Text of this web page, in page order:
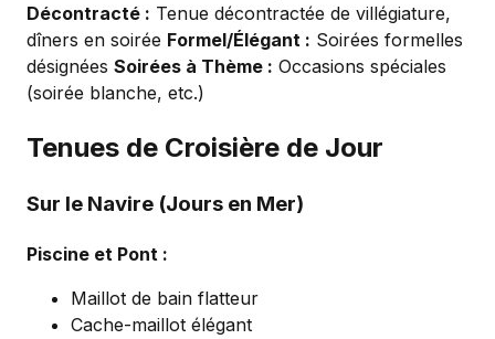
Décontracté : Tenue décontractée de villégiature,
dîners en soirée Formel/Élégant : Soirées formelles
désignées Soirées à Thème : Occasions spéciales
(soirée blanche, etc.)
Tenues de Croisière de Jour
Sur le Navire (Jours en Mer)
Piscine et Pont :
Maillot de bain flatteur
Cache-maillot élégant